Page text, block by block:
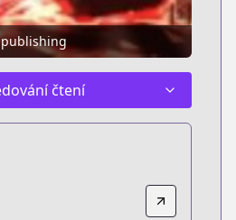
publishing
čtení